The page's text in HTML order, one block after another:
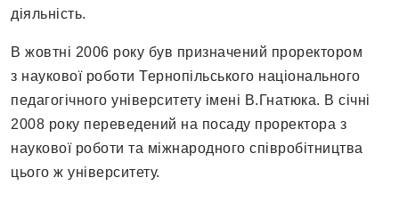
діяльність.
В жовтні 2006 року був призначений проректором
з наукової роботи Тернопільського національного
педагогічного університету імені В.Гнатюка. В січні
2008 року переведений на посаду проректора з
наукової роботи та міжнародного співробітництва
цього ж університету.